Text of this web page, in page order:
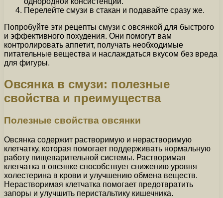
Перелейте смузи в стакан и подавайте сразу же.
Попробуйте эти рецепты смузи с овсянкой для быстрого
и эффективного похудения. Они помогут вам
контролировать аппетит, получать необходимые
питательные вещества и наслаждаться вкусом без вреда
для фигуры.
Овсянка в смузи: полезные
свойства и преимущества
Полезные свойства овсянки
Овсянка содержит растворимую и нерастворимую
клетчатку, которая помогает поддерживать нормальную
работу пищеварительной системы. Растворимая
клетчатка в овсянке способствует снижению уровня
холестерина в крови и улучшению обмена веществ.
Нерастворимая клетчатка помогает предотвратить
запоры и улучшить перистальтику кишечника.